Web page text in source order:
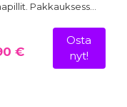
Pakkauksess…
€
Osta
nyt!